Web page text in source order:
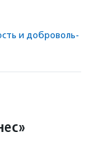
и доброволь­